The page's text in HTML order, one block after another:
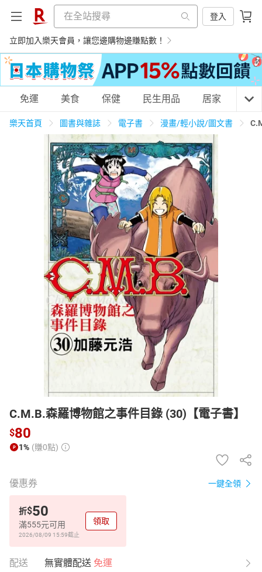
登入
立即加入樂天會員，讓您邊購物邊賺點數！
購物網分類
天天免運 美食蛋糕 養生保健 民生用品
居家生活 3C家電 運動休閒 親子玩具
男裝 化妝保養
日本購物 電子/紙本書
HOT
免運 美食 保健 民生用品 居家 3C
樂天首頁 圖書與雜誌 電子書 漫畫/輕小說/圖文書
C.M.B.森羅博物館之事件目錄 (30)【電子書】
$80
1% (賺0點)
優惠券 一鍵全領
折$50
滿555元可用
2026/08/09 15:59截止
領取
配送 無實體配送 免運